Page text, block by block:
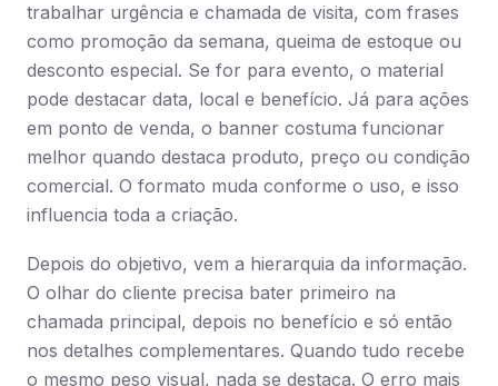
trabalhar urgência e chamada de visita, com frases
como promoção da semana, queima de estoque ou
desconto especial. Se for para evento, o material
pode destacar data, local e benefício. Já para ações
em ponto de venda, o banner costuma funcionar
melhor quando destaca produto, preço ou condição
comercial. O formato muda conforme o uso, e isso
influencia toda a criação.
Depois do objetivo, vem a hierarquia da informação.
O olhar do cliente precisa bater primeiro na
chamada principal, depois no benefício e só então
nos detalhes complementares. Quando tudo recebe
o mesmo peso visual, nada se destaca. O erro mais